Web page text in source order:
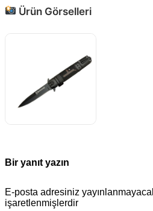
Ürün Görselleri
Bir yanıt yazın
E-posta adresiniz
işaretlenmişlerdir